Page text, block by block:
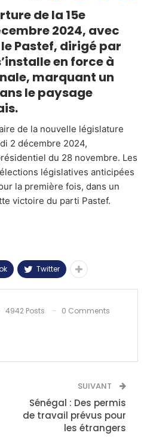
de la 15e
2024, avec
le Pastef, dirigé par
en force à
marquant un
le paysage
de la nouvelle législature
2 décembre 2024,
du 28 novembre. Les
législatives anticipées
la première fois, dans un
victoire du parti Pastef.
Twitter
4942 Posts 0 Comments
SUIVANT
Sénégal : Des permis
de travail prévus pour
les étrangers